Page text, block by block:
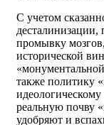
С учетом
промывку
исторической
также политику
реальную почву
удобряют и